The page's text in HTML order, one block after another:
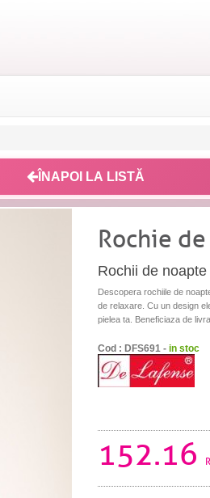
ÎNAPOI LA LISTĂ
Rochie
Rochii de
Descopera rochiile de
de relaxare. Cu un design
pielea ta. Beneficiaza de
Cod : DFS691 - in stoc
152.16